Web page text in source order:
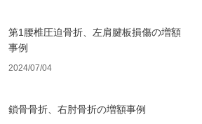
第1腰椎圧迫骨折、左肩腱板損傷の増額
事例
2024/07/04
鎖骨骨折、右肘骨折の増額事例